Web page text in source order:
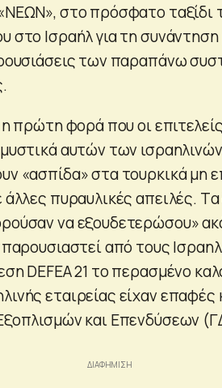
στο πρόσφατο ταξίδι
στο Ισραήλ για τη συνάντηση
των παραπάνω
πρώτη φορά που οι
αυτών των
«ασπίδα» στα τουρκικά μη
πυραυλικές απειλές.
να εξουδετερώσου»
από τους
DEFEA 21 το περασμένο
εταιρείας είχαν επαφές
και Επενδύσεων